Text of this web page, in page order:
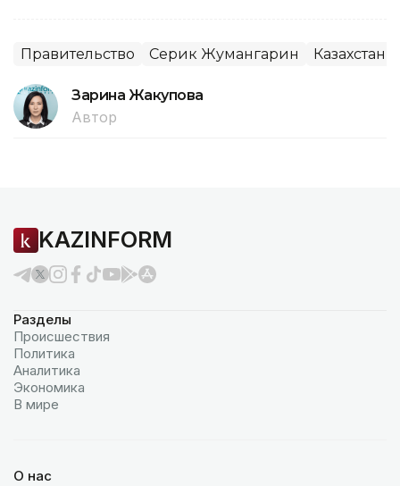
Правительство Серик Жумангарин Казахстан
Зарина Жакупова
Автор
KAZINFORM
Разделы
Происшествия
Политика
Аналитика
Экономика
В мире
О нас